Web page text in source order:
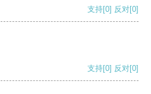
支持[0] 反对[0]
支持[0] 反对[0]